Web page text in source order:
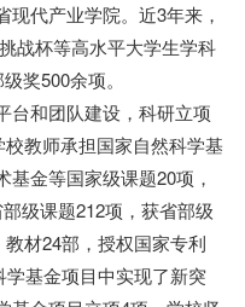
代产业学院。近3年来，
战杯等高水平大学生学科
奖500余项。
台和团队建设，科研立项
校教师承担国家自然科学基
金等国家级课题20项，
级课题212项，获省部级
材24部，授权国家专利
基金项目中实现了新突